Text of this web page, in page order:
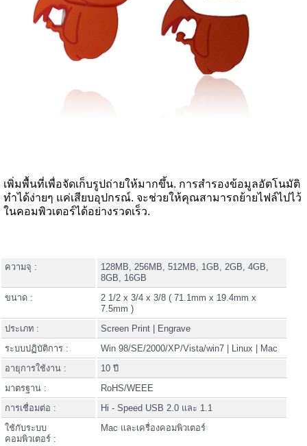
เพิ่มพื้นที่เพื่อจัดเก็บรูปถ่ายให้มากขึ้น. การสำรองข้อมูลอัตโนมัติ
ทำได้ง่ายๆ แค่เสียบอุปกรณ์. จะช่วยให้คุณสามารถย้ายไฟล์ไปไว้
ในคอมพิวเตอร์ได้อย่างรวดเร็ว.
ความจุ :
128MB, 256MB, 512MB, 1GB, 2GB, 4GB,
8GB, 16GB
ขนาด :
2 1/2 x 3/4 x 3/8 ( 71.1mm x 19.4mm x
7.5mm )
ประเภท :
Screen Print | Engrave
ระบบปฏิบัติการ :
Win 98/SE/2000/XP/Vista/win7 | Linux | Mac
อายุการใช้งาน :
10 ปี
มาตรฐาน :
RoHS/WEEE
การเชื่อมต่อ :
Hi - Speed USB 2.0 และ 1.1
ใช้กับระบบ
คอมพิวเตอร์ :
Mac และเครื่องคอมพิวเตอร์